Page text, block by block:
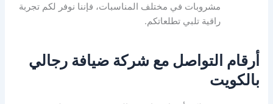
مشروبات في مختلف المناسبات، فإننا نوفر لكم تجربة
راقية تلبي تطلعاتكم.
أرقام التواصل مع شركة ضيافة رجالي
بالكويت